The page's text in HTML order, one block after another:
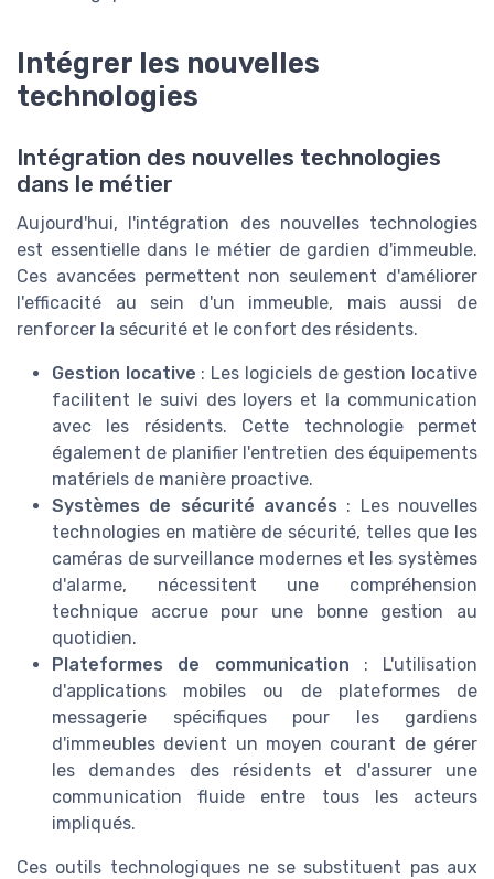
Intégrer les nouvelles
technologies
Intégration des nouvelles technologies
dans le métier
Aujourd'hui, l'intégration des nouvelles technologies
est essentielle dans le métier de gardien d'immeuble.
Ces avancées permettent non seulement d'améliorer
l'efficacité au sein d'un immeuble, mais aussi de
renforcer la sécurité et le confort des résidents.
Gestion locative : Les logiciels de gestion locative
facilitent le suivi des loyers et la communication
avec les résidents. Cette technologie permet
également de planifier l'entretien des équipements
matériels de manière proactive.
Systèmes de sécurité avancés : Les nouvelles
technologies en matière de sécurité, telles que les
caméras de surveillance modernes et les systèmes
d'alarme, nécessitent une compréhension
technique accrue pour une bonne gestion au
quotidien.
Plateformes de communication : L'utilisation
d'applications mobiles ou de plateformes de
messagerie spécifiques pour les gardiens
d'immeubles devient un moyen courant de gérer
les demandes des résidents et d'assurer une
communication fluide entre tous les acteurs
impliqués.
Ces outils technologiques ne se substituent pas aux